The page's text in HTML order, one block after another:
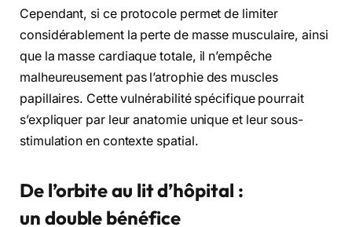
Cependant, si ce protocole permet de limiter
considérablement la perte de masse musculaire, ainsi
que la masse cardiaque totale, il n’empêche
malheureusement pas l’atrophie des muscles
papillaires. Cette vulnérabilité spécifique pourrait
s’expliquer par leur anatomie unique et leur sous-
stimulation en contexte spatial.
De l’orbite au lit d’hôpital :
un double bénéfice